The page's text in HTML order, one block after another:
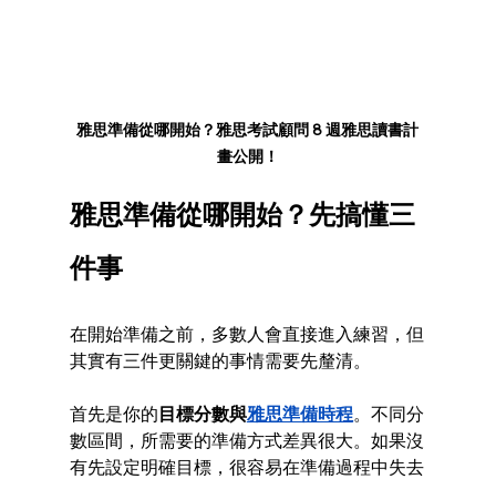
雅思準備從哪開始？雅思考試顧問 8 週雅思讀書計
畫公開！
雅思準備從哪開始？先搞懂三
件事
在開始準備之前，多數人會直接進入練習，但
其實有三件更關鍵的事情需要先釐清。
首先是你的目標分數與雅思準備時程。不同分
數區間，所需要的準備方式差異很大。如果沒
有先設定明確目標，很容易在準備過程中失去